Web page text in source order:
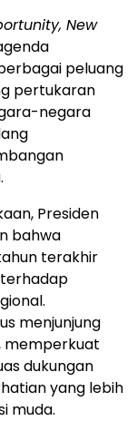
New
peluang
pertukaran
negara
Presiden
bahwa
terakhir
menjunjung
memperkuat
dukungan
yang lebih
muda.